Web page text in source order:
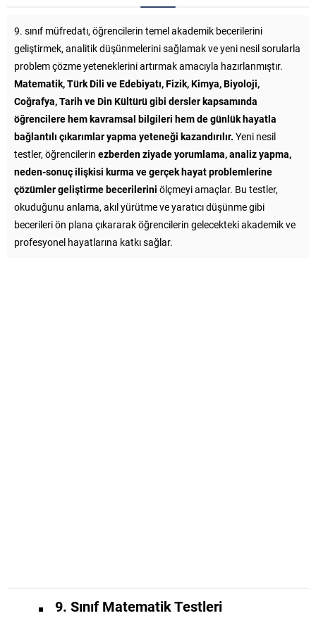
9. sınıf müfredatı, öğrencilerin temel akademik becerilerini
geliştirmek, analitik düşünmelerini sağlamak ve yeni nesil sorularla
problem çözme yeteneklerini artırmak amacıyla hazırlanmıştır.
Matematik, Türk Dili ve Edebiyatı, Fizik, Kimya, Biyoloji,
Coğrafya, Tarih ve Din Kültürü gibi dersler kapsamında
öğrencilere hem kavramsal bilgileri hem de günlük hayatla
bağlantılı çıkarımlar yapma yeteneği kazandırılır. Yeni nesil
testler, öğrencilerin ezberden ziyade yorumlama, analiz yapma,
neden-sonuç ilişkisi kurma ve gerçek hayat problemlerine
çözümler geliştirme becerilerini ölçmeyi amaçlar. Bu testler,
okuduğunu anlama, akıl yürütme ve yaratıcı düşünme gibi
becerileri ön plana çıkararak öğrencilerin gelecekteki akademik ve
profesyonel hayatlarına katkı sağlar.
9. Sınıf Matematik Testleri